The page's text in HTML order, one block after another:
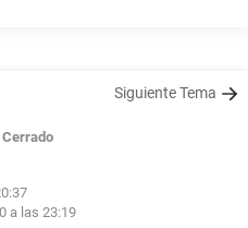
Siguiente Tema
Cerrado
a las 23:19